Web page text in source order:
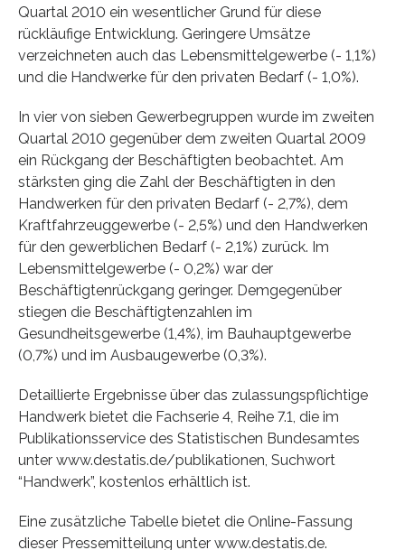
Quartal 2010 ein wesentlicher Grund für diese
rückläufige Entwicklung. Geringere Umsätze
verzeichneten auch das Lebensmittelgewerbe (- 1,1%)
und die Handwerke für den privaten Bedarf (- 1,0%).
In vier von sieben Gewerbegruppen wurde im zweiten
Quartal 2010 gegenüber dem zweiten Quartal 2009
ein Rückgang der Beschäftigten beobachtet. Am
stärksten ging die Zahl der Beschäftigten in den
Handwerken für den privaten Bedarf (- 2,7%), dem
Kraftfahrzeuggewerbe (- 2,5%) und den Handwerken
für den gewerblichen Bedarf (- 2,1%) zurück. Im
Lebensmittelgewerbe (- 0,2%) war der
Beschäftigtenrückgang geringer. Demgegenüber
stiegen die Beschäftigtenzahlen im
Gesundheitsgewerbe (1,4%), im Bauhauptgewerbe
(0,7%) und im Ausbaugewerbe (0,3%).
Detaillierte Ergebnisse über das zulassungspflichtige
Handwerk bietet die Fachserie 4, Reihe 7.1, die im
Publikationsservice des Statistischen Bundesamtes
unter www.destatis.de/publikationen, Suchwort
“Handwerk”, kostenlos erhältlich ist.
Eine zusätzliche Tabelle bietet die Online-Fassung
dieser Pressemitteilung unter www.destatis.de.